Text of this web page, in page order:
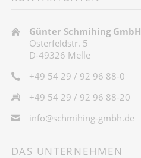
Günter Schmihing GmbH
Osterfeldstr. 5
D-49326 Melle
+49 54 29 / 92 96 88-0
+49 54 29 / 92 96 88-20
info@schmihing-gmbh.de
DAS UNTERNEHMEN